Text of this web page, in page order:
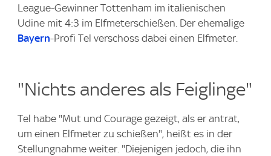
League-Gewinner Tottenham im italienischen
Udine mit 4:3 im Elfmeterschießen. Der ehemalige
Bayern-Profi Tel verschoss dabei einen Elfmeter.
"Nichts anderes als Feiglinge"
Tel habe "Mut und Courage gezeigt, als er antrat,
um einen Elfmeter zu schießen", heißt es in der
Stellungnahme weiter. "Diejenigen jedoch, die ihn